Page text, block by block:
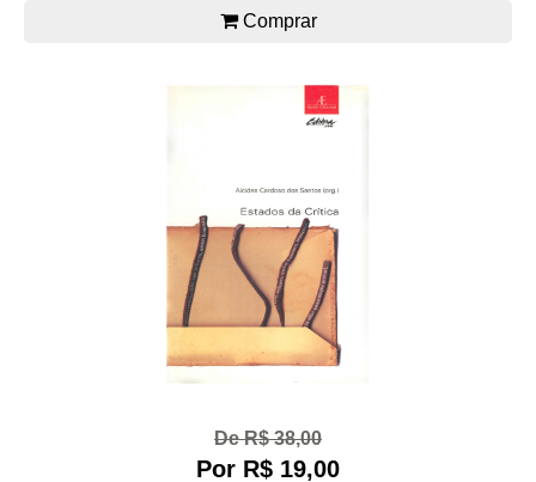
Comprar
De R$ 38,00
Por R$ 19,00